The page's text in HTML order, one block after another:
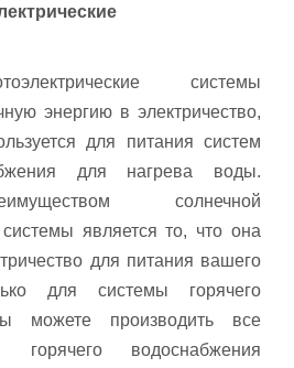
системы
энергию в электричество,
для питания систем
для нагрева воды.
солнечной
системы является то, что она
для питания вашего
для системы горячего
можете производить все
горячего водоснабжения